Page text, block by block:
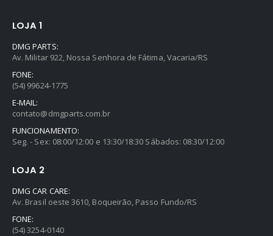
LOJA 1
DMG PARTS:
Av. Militar 922, Nossa Senhora de Fátima, Vacaria/RS
FONE:
(54) 99624-1775
E-MAIL:
contato@dmgparts.com.br
FUNCIONAMENTO:
Seg. - Sex: 08:00/12:00 e 13:30/18:30 Sábados: 08:30/12:00
LOJA 2
DMG CAR CARE:
Av. Brasil oeste 3610, Boqueirão, Passo Fundo/RS
FONE:
(54) 3254-0140